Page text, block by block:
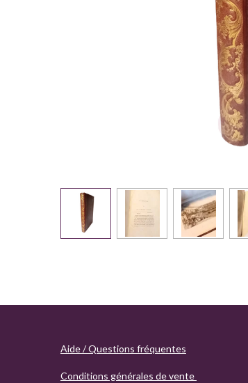
Aide / Questions fréquentes
Conditions générales de vente